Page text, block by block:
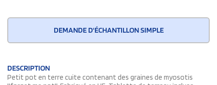
DEMANDE D'ÉCHANTILLON SIMPLE
DESCRIPTION
Petit pot en terre cuite contenant des graines de myosotis